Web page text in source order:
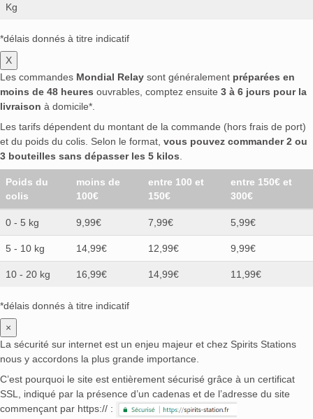
Kg
*délais donnés à titre indicatif
X
Les commandes Mondial Relay sont généralement préparées en
moins de 48 heures ouvrables, comptez ensuite 3 à 6 jours pour la
livraison à domicile*.
Les tarifs dépendent du montant de la commande (hors frais de port)
et du poids du colis. Selon le format, vous pouvez commander 2 ou
3 bouteilles sans dépasser les 5 kilos
Poids du
colis
moins de
100€
entre 100 et
150€
entre 150€ et
300€
0 - 5 kg 9,99€ 7,99€ 5,99€
5 - 10 kg 14,99€ 12,99€ 9,99€
10 - 20 kg 16,99€ 14,99€ 11,99€
*délais donnés à titre indicatif
×
La sécurité sur internet est un enjeu majeur et chez Spirits Stations
nous y accordons la plus grande importance.
C’est pourquoi le site est entièrement sécurisé grâce à un certificat
SSL, indiqué par la présence d’un cadenas et de l’adresse du site
commençant par https:// :